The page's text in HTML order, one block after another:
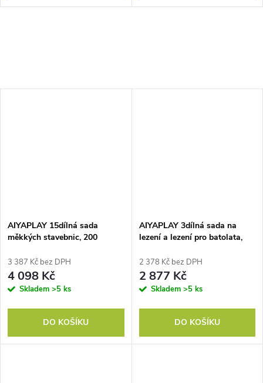
AIYAPLAY 15dílná sada
měkkých stavebnic, 200
míčky pro batolata, vnitřní,
pěnové, barevné
3 387 Kč bez DPH
4 098 Kč
Skladem >5 ks
DO KOŠÍKU
AIYAPLAY 3dílná sada na
lezení a lezení pro batolata,
2 378 Kč bez DPH
2 877 Kč
Skladem >5 ks
DO KOŠÍKU